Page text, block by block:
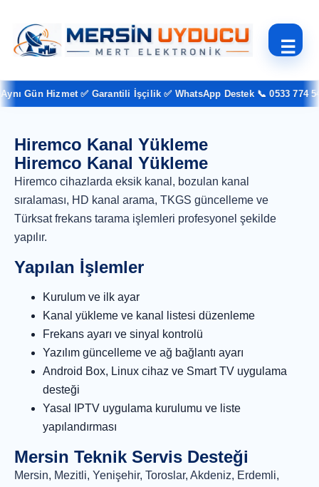
☰
Gün Hizmet ✅ Garantili İşçilik ✅ WhatsApp Destek 📞 0533 774 54
Hiremco Kanal Yükleme
Hiremco Kanal Yükleme
Hiremco cihazlarda eksik kanal, bozulan kanal
sıralaması, HD kanal arama, TKGS güncelleme ve
Türksat frekans tarama işlemleri profesyonel şekilde
yapılır.
Yapılan İşlemler
Kurulum ve ilk ayar
Kanal yükleme ve kanal listesi düzenleme
Frekans ayarı ve sinyal kontrolü
Yazılım güncelleme ve ağ bağlantı ayarı
Android Box, Linux cihaz ve Smart TV uygulama
desteği
Yasal IPTV uygulama kurulumu ve liste
yapılandırması
Mersin Teknik Servis Desteği
Mersin, Mezitli, Yenişehir, Toroslar, Akdeniz, Erdemli,